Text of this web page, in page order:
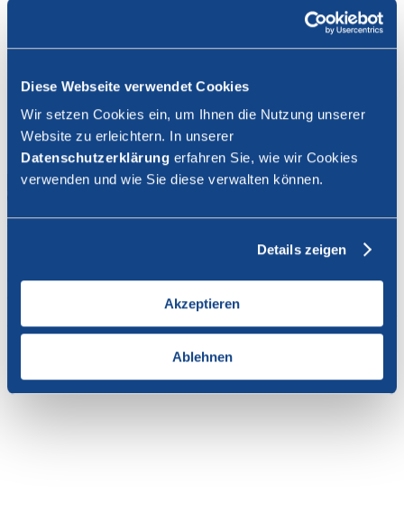
Diese Webseite verwendet Cookies
Wir setzen Cookies ein, um Ihnen die Nutzung unserer
Website zu erleichtern. In unserer
Datenschutzerklärung erfahren Sie, wie wir Cookies
verwenden und wie Sie diese verwalten können.
Details zeigen
Akzeptieren
Ablehnen
FR
Connexion
Fermer la recherche
En tant que membre de SWISSCOFEL, vous pouvez vous
connecter avec votre nom d'utilisateur et le mot de passe pour
accéder au contenu de cette page.
Si vous n'avez pas encore d'accès, vous pouvez demander par e-mail
votre login personnel ausecrétariat.